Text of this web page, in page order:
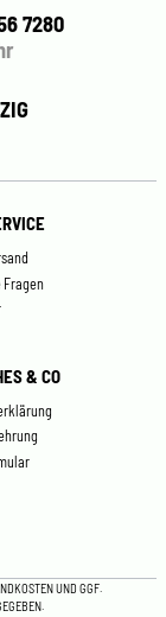
7280
Fragen
& CO
UND GGF.